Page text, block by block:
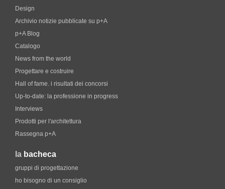
Design
Archivio notizie pubblicate su p+A
p+A Blog
Catalogo
News from the world
Progettare e costruire
Hall of fame. i risultati dei concorsi
Up-to-date: la professione in progress
Interviews
Prodotti per l'architettura
Rassegna p+A
la bacheca
gruppi di progettazione
ho bisogno di un consiglio